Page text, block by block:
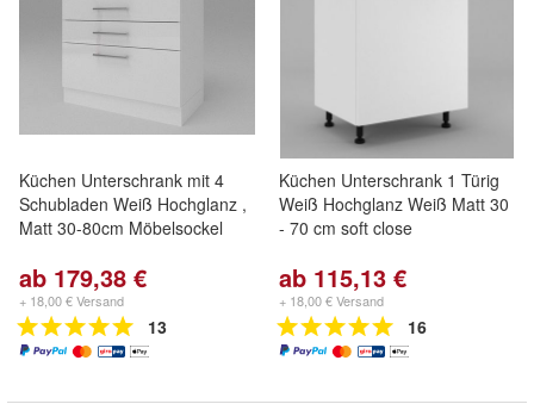
Küchen Unterschrank mit 4
Schubladen Weiß Hochglanz ,
Matt 30-80cm Möbelsockel
ab 179,38 €
+ 18,00 € Versand
13
Küchen Unterschrank 1 Türig
Weiß Hochglanz Weiß Matt 30
- 70 cm soft close
ab 115,13 €
+ 18,00 € Versand
16